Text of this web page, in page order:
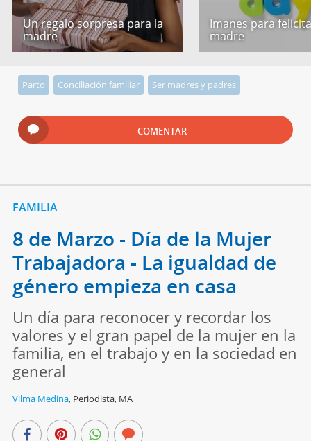
Un regalo sorpresa para la
madre
Imanes para
madre
Parto Conciliación familiar Ser madres y padres
COMENTAR
FAMILIA
8 de Marzo - Día de la Mujer
Trabajadora - La igualdad de
género empieza en casa
Un día para reconocer y recordar los
valores y el gran papel de la mujer en la
familia, en el trabajo y en la sociedad en
general
Vilma Medina, Periodista, MA